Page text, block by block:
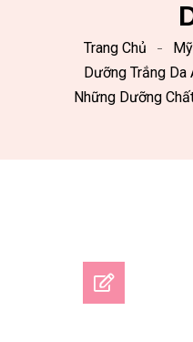
Trang Chủ
Dưỡng Trắng Da
Những Dưỡng